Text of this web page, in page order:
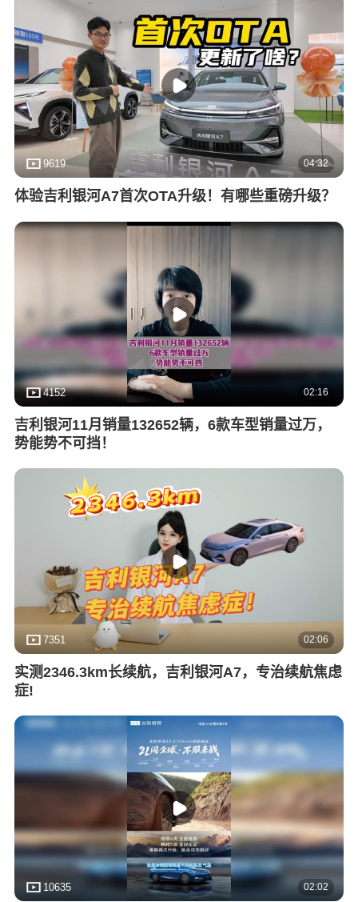
9619 04:32
体验吉利银河A7首次OTA升级！有哪些重磅升级？
4152 02:16
吉利银河11月销量132652辆，6款车型销量过万，
势能势不可挡！
7351 02:06
实测2346.3km长续航，吉利银河A7，专治续航焦虑
症!
10635 02:02